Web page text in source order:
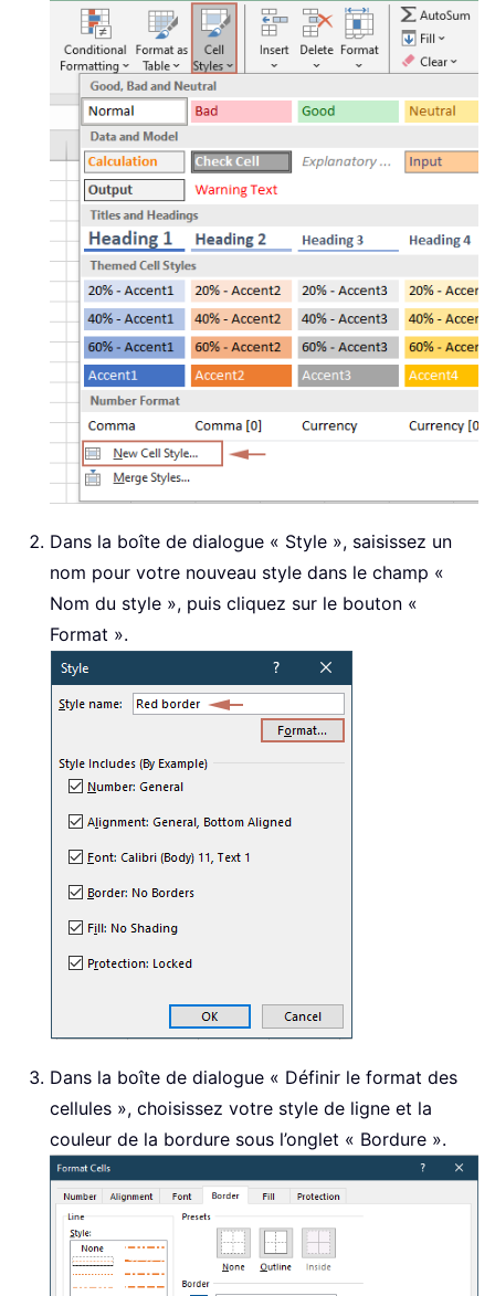
Dans la boîte de dialogue « Style », saisissez un
nom pour votre nouveau style dans le champ «
Nom du style », puis cliquez sur le bouton «
Format ».
Dans la boîte de dialogue « Définir le format des
cellules », choisissez votre style de ligne et la
couleur de la bordure sous l’onglet « Bordure ».